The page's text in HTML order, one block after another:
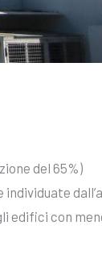
del 65%)
edifici con